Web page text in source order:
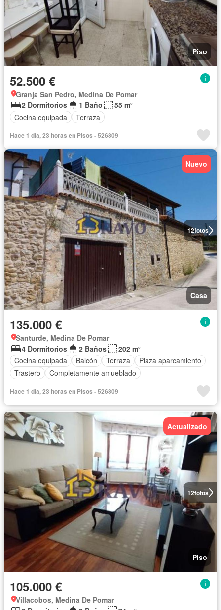
Piso
52.500 €
Granja San Pedro, Medina De Pomar
2 Dormitorios
1 Baño
55 m²
Cocina equipada
Terraza
Hace 1 día, 23 horas en Pisos - 526809
12fotos
Nuevo
Casa
135.000 €
Santurde, Medina De Pomar
4 Dormitorios
2 Baños
202 m²
Cocina equipada
Balcón Terraza
Plaza aparcamiento
Trastero
Completamente amueblado
Hace 1 día, 23 horas en Pisos - 526809
12fotos
Actualizado
Piso
105.000 €
Villacobos, Medina De Pomar